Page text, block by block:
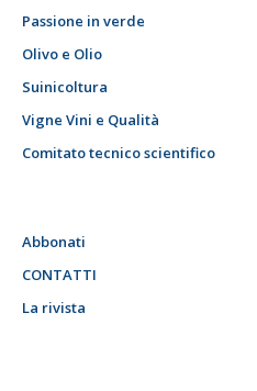
Passione in verde
Olivo e Olio
Suinicoltura
Vigne Vini e Qualità
Comitato tecnico scientifico
Abbonati
CONTATTI
La rivista